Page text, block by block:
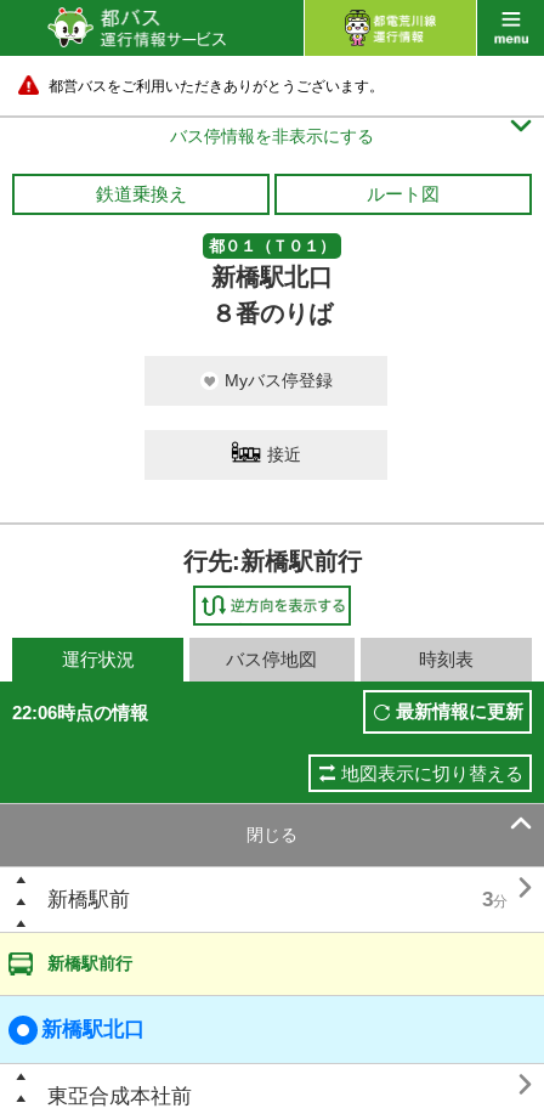
都営バスをご利用いただきありがとうございます。
バス停情報を非表示にする 
鉄道乗換え ルート図
都０１（Ｔ０１）
新橋駅北口
８番のりば
Myバス停登録
接近
行先:新橋駅前行
運行状況 バス停地図 時刻表
22:06時点の情報 最新情報に更新
地図表示に切り替える
閉じる 
新橋駅前 3分 
新橋駅前行
新橋駅北口
東亞合成本社前 